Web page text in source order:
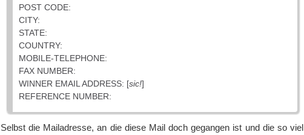
POST CODE:
CITY:
STATE:
COUNTRY:
MOBILE-TELEPHONE:
FAX NUMBER:
WINNER EMAIL ADDRESS: [sic!]
REFERENCE NUMBER:
Selbst die Mailadresse, an die diese Mail doch gegangen ist und die so viel